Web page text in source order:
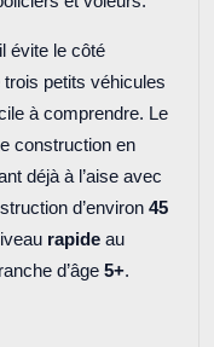
évite le côté
trois petits véhicules
à comprendre. Le
construction en
déjà à l’aise avec
d’environ 45
rapideau
d’âge 5+.